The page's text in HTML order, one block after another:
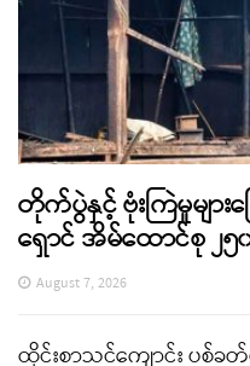
တိုက်ပွဲနှင့် ဗုံးကြဲမှုမျာ
ရှောင် အိမ်ထောင်စု ၂၅
August 7, 2026
ထိုင်းစာသင်ကျောင်း ပစ်ခ